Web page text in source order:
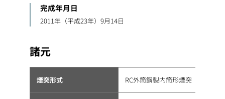
完成年月日
2011年（平成23年）9月14日
諸元
煙突形式 RC外筒鋼製内筒形煙突